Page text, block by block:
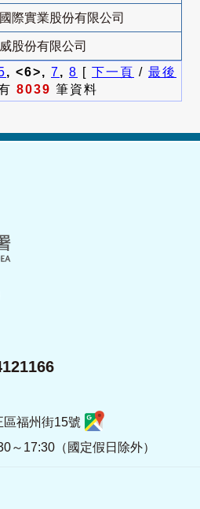
際實業股份有限公司
股份有限公司
, <6>, 7, 8 [ 下一頁 / 最後
8039 筆資料
福州街15號
～17:30（國定假日除外）